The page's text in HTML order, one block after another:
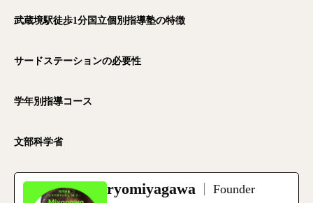
武蔵境駅徒歩1分国立個別指導塾の特徴
サードステーションの必要性
学年別指導コース
文部科学省
ryomiyagawa
Founder